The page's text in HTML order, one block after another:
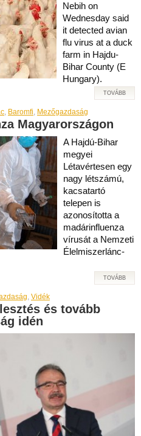
Nebih on
Wednesday said
it detected avian
flu virus at a duck
farm in Hajdu-
Bihar County (E
Hungary).
TOVÁBB
, Baromfi, Mezőgazdaság
Magyarországon
A Hajdú-Bihar
megyei
Létavértesen egy
nagy létszámú,
kacsatartó
telepen is
azonosította a
madárinfluenza
vírusát a Nemzeti
Élelmiszerlánc-
TOVÁBB
, Vidék
és tovább
idén